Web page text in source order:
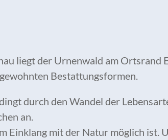
liegt der Urnenwald am Ortsrand
Bestattungsformen.
durch den Wandel der
an.
Einklang mit der Natur möglich ist.